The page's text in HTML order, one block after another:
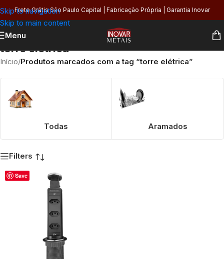
Skip to navigation
Skip to main content
Frete Grátis São Paulo Capital | Fabricação Própria | Garantia Inovar
Menu
torre elétrica
Início/Produtos marcados com a tag “torre elétrica”
Todas Aramados
Filters
Save